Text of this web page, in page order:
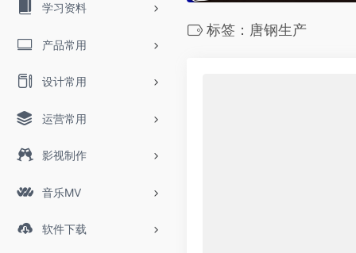
学习资料
产品常用
设计常用
运营常用
影视制作
音乐MV
软件下载
标签：唐钢生产